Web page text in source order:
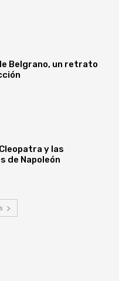
Belgrano, un retrato
y las
de Napoleón